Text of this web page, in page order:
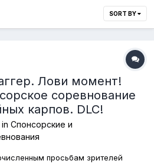
SORT BY
Лови момент!
соревнование
карпов. DLC!
Спонсорские и
просьбам зрителей